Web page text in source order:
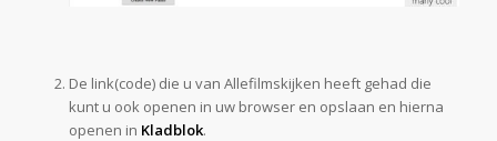
De link(code) die u van Allefilmskijken heeft gehad die
kunt u ook openen in uw browser en opslaan en hierna
openen in Kladblok.